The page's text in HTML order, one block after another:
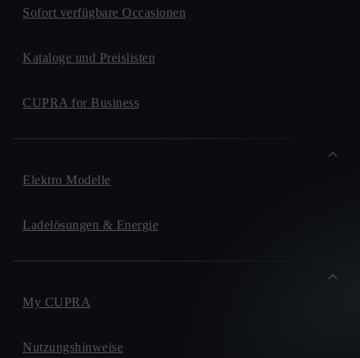
Sofort verfügbare Occasionen
Kataloge und Preislisten
CUPRA for Business
Elektro Modelle
Ladelösungen & Energie
My CUPRA
Nutzungshinweise